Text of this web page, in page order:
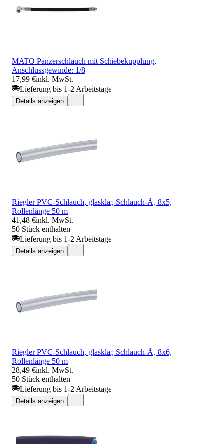
MATO Panzerschlauch mit Schiebekupplung,
Anschlussgewinde: 1/8
17,99 €inkl. MwSt.
Lieferung bis 1-2 Arbeitstage
Details anzeigen
Riegler PVC-Schlauch, glasklar, Schlauch-Ã¸ 8x5,
Rollenlänge 50 m
41,48 €inkl. MwSt.
50 Stück enthalten
Lieferung bis 1-2 Arbeitstage
Details anzeigen
Riegler PVC-Schlauch, glasklar, Schlauch-Ã¸ 8x6,
Rollenlänge 50 m
28,49 €inkl. MwSt.
50 Stück enthalten
Lieferung bis 1-2 Arbeitstage
Details anzeigen